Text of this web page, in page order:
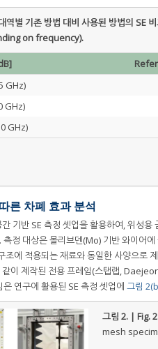
역별 기존 방법 대비 사용된 방법의
on frequency).
GHz)
GHz)
GHz)
른 차폐 효과 분석
기반 SE 측정 셋업을 활용하여, 위성
측정 대상은 몰리브덴(Mo) 기반 와이어
조에 적용되는 재료와 동일한 사양으로
같이 제작된 전용 프레임(스탭랩,
연구에 활용된 SE 측정 셋업에 그림
그림 2. | Fig.
mesh